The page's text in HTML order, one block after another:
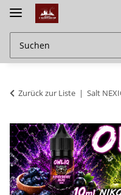
Zurück zur Liste Salt